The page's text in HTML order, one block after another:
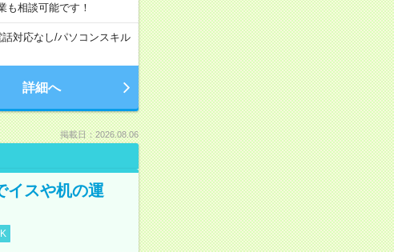
相談可能です！
対応なし/パソコンスキル
詳細へ
掲載日：2026.08.06
イスや机の運